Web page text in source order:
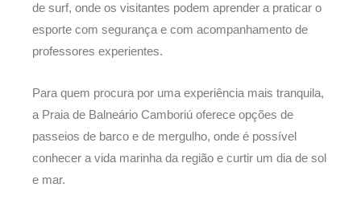
de surf, onde os visitantes podem aprender a praticar o
esporte com segurança e com acompanhamento de
professores experientes.
Para quem procura por uma experiência mais tranquila,
a Praia de Balneário Camboriú oferece opções de
passeios de barco e de mergulho, onde é possível
conhecer a vida marinha da região e curtir um dia de sol
e mar.